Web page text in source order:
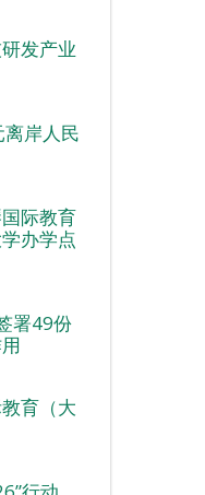
发产业
岸人民
际教育
办学点
署49份
育（大